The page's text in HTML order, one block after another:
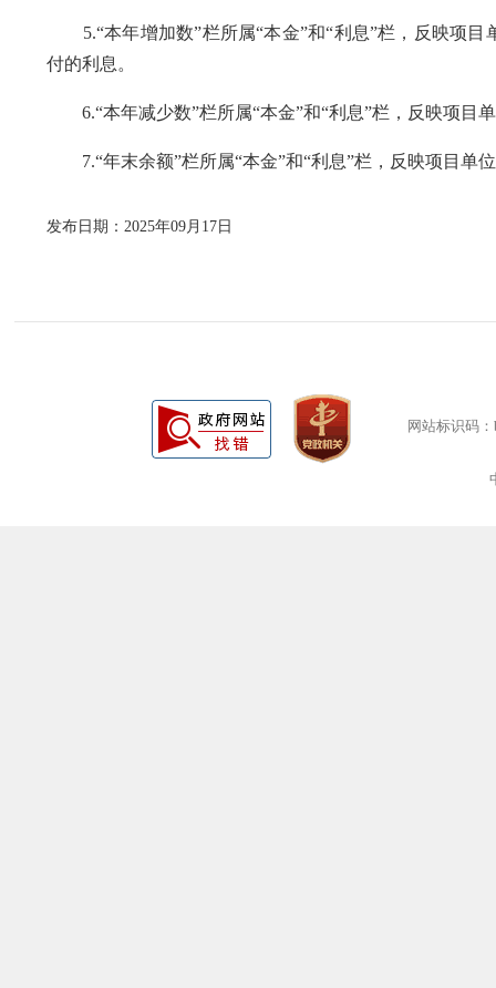
5.“本年增加数”栏所属“本金”和“利息”栏，反映项目
付的利息。
6.“本年减少数”栏所属“本金”和“利息”栏，反映项目
7.“年末余额”栏所属“本金”和“利息”栏，反映项目单
发布日期：2025年09月17日
网站标识码